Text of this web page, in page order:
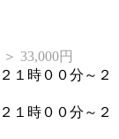
33,000円
１時００分～２
１時００分～２